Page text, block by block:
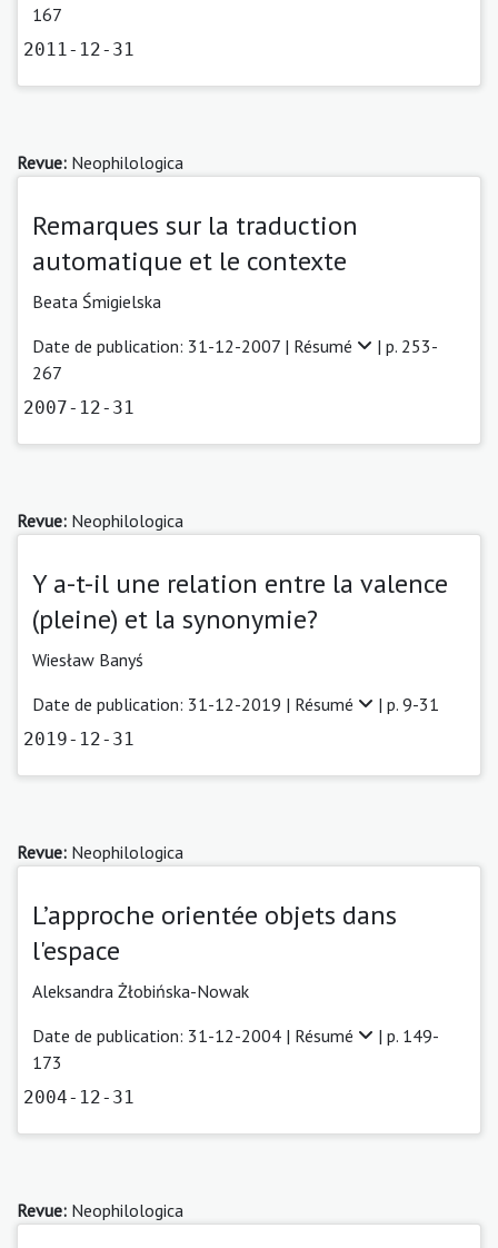
167
2011-12-31
Revue: Neophilologica
Remarques sur la traduction
automatique et le contexte
Beata Śmigielska
Date de publication: 31-12-2007 | Résumé
| p. 253-
267
2007-12-31
Revue: Neophilologica
Y a-t-il une relation entre la valence
(pleine) et la synonymie?
Wiesław Banyś
Date de publication: 31-12-2019 | Résumé | p. 9-31
2019-12-31
Revue: Neophilologica
L’approche orientée objets dans
l'espace
Aleksandra Żłobińska-Nowak
Date de publication: 31-12-2004 | Résumé
| p. 149-
173
2004-12-31
Revue: Neophilologica